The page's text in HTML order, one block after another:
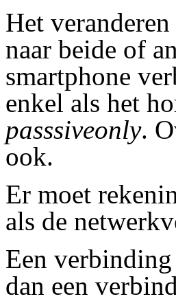
Het
naar beide of
smartphone
enkel als het
passsiveonly.
ook.
Er moet
als de
Een
dan een